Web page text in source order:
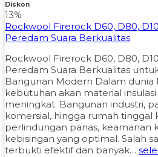
Diskon
13%
Rockwool Firerock D60, D80,
Peredam Suara Berkualitas
Rockwool Firerock D60, D80,
Peredam Suara Berkualitas
Bangunan Modern Dalam dunia
kebutuhan akan material
meningkat. Bangunan industri,
komersial, hingga rumah
perlindungan panas, keamanan
kebisingan yang optimal. Salah
terbukti efektif dan banyak…